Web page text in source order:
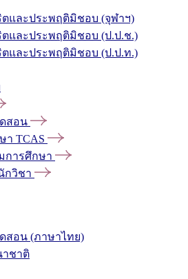
ตและประพฤติมิชอบ (จุฬาฯ)
ตและประพฤติมิชอบ (ป.ป.ช.)
ตและประพฤติมิชอบ (ป.ป.ท.)
สอน
า TCAS
การศึกษา
กวิชา
สอน (ภาษาไทย)
ชาติ